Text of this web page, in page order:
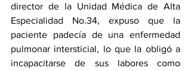
director de la Unidad Médica de Alta
Especialidad No.34, expuso que la
paciente padecía de una enfermedad
pulmonar intersticial, lo que la obligó a
incapacitarse de sus labores como